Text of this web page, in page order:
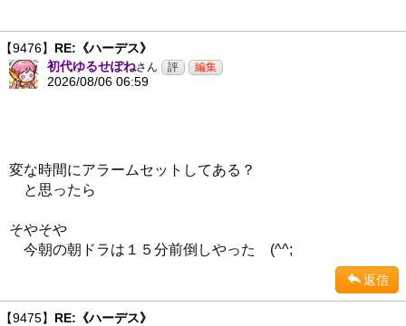
【9476】 RE:《ハーデス》
初代ゆるせぽねさん
2026/08/06 06:59
変な時間にアラームセットしてある？
と思ったら
そやそや
今朝の朝ドラは１５分前倒しやった (^^;
返信
【9475】 RE:《ハーデス》